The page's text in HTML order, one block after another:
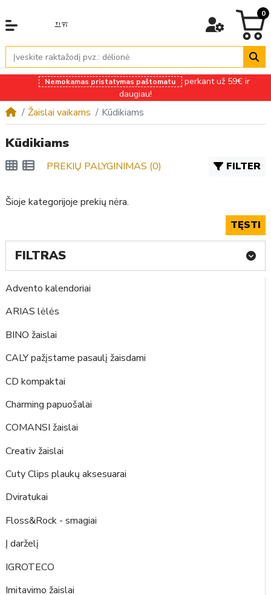
0
Nemokamas pristatymas paštomatu
perkant už 59€ ir
daugiau!
Žaislai vaikams Kūdikiams
FILTRAS
Advento kalendoriai
ARIAS lėlės
BINO žaislai
CALY pažįstame pasaulį žaisdami
CD kompaktai
Charming papuošalai
COMANSI žaislai
Creativ žaislai
Cuty Clips plaukų aksesuarai
Dviratukai
Floss&Rock - smagiai
Į darželį
IGROTECO
Imitavimo žaislai
Kūdikiams
FILTER
PREKIŲ PALYGINIMAS (0)
Šioje kategorijoje prekių nėra.
TĘSTI